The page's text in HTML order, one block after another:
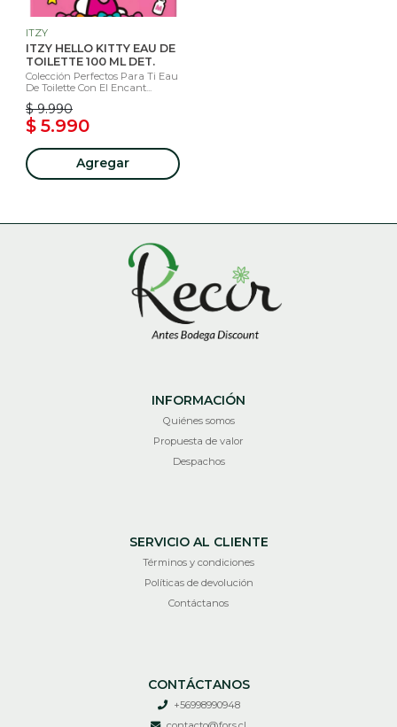
ITZY
ITZY HELLO KITTY EAU DE
TOILETTE 100 ML DET.
Colección Perfectos Para Ti Eau
De Toilette Con El Encant...
$ 9.990
$ 5.990
Agregar
INFORMACIÓN
Quiénes somos
Propuesta de valor
Despachos
SERVICIO AL CLIENTE
Términos y condiciones
Políticas de devolución
Contáctanos
CONTÁCTANOS
+56998990948